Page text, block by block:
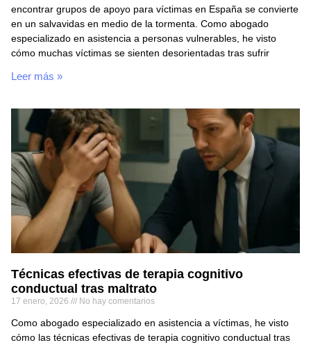
encontrar grupos de apoyo para víctimas en España se convierte
en un salvavidas en medio de la tormenta. Como abogado
especializado en asistencia a personas vulnerables, he visto
cómo muchas víctimas se sienten desorientadas tras sufrir
Leer más »
Técnicas efectivas de terapia cognitivo
conductual tras maltrato
17 enero, 2026 No hay comentarios
Como abogado especializado en asistencia a víctimas, he visto
cómo las técnicas efectivas de terapia cognitivo conductual tras